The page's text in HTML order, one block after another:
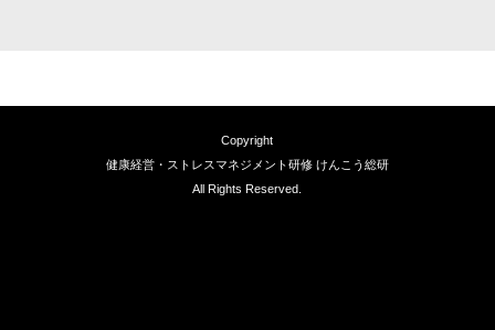
Copyright
健康経営・ストレスマネジメント研修 けんこう総研
All Rights Reserved.